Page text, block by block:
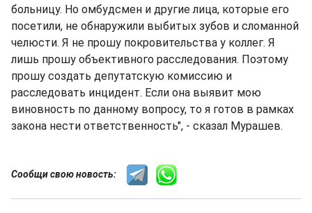
больницу. Но омбудсмен и другие лица, которые его
посетили, не обнаружили выбитых зубов и сломанной
челюсти. Я не прошу покровительства у коллег. Я
лишь прошу объективного расследования. Поэтому
прошу создать депутатскую комиссию и
расследовать инцидент. Если она выявит мою
виновность по данному вопросу, то я готов в рамках
закона нести ответственность", - сказал Мурашев.
Сообщи свою новость: